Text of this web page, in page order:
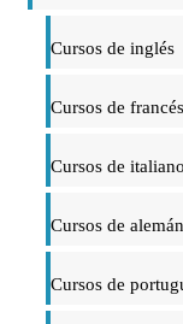
Cursos de inglés
Cursos de francés
Cursos de italiano
Cursos de alemán
Cursos de